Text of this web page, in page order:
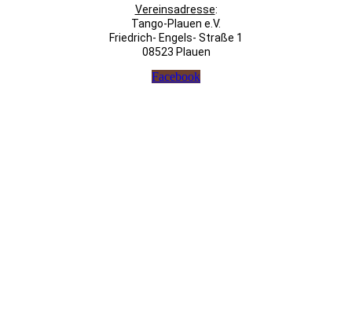
Vereinsadresse:
Tango-Plauen e.V.
Friedrich- Engels- Straße 1
08523 Plauen
Facebook